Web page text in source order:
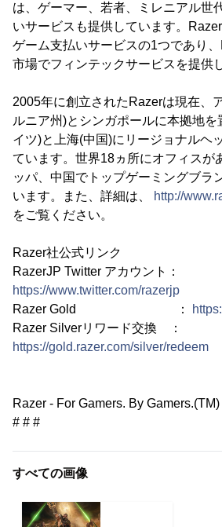
は、ゲーマー、若者、ミレニアル世
いサービスも提供しています。
ゲーム支払いサービスの1つであり
市場でフィンテックサービスを提供
2005年に創立されたRazerは現在、
ルニア州)とシンガポールに本拠地を
イツ)と上海(中国)にリージョナルヘ
ています。世界18ヵ所にオフィスが
ッパ、中国でトップゲーミングブラ
います。また、詳細は、
http://
をご覧ください。
Razer社公式リンク
RazerJP Twitter アカウント：
https://www.twitter.com/razerjp
Razer Gold ：
Razer Silverリワード交換 ：
https://gold.razer.com/silver/redeem
Razer - For Gamers. By Gamers.(TM)
# # #
すべての画像